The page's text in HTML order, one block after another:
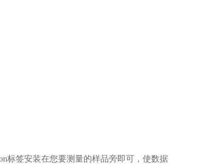
标签安装在您要测量的样品旁即可，使数据